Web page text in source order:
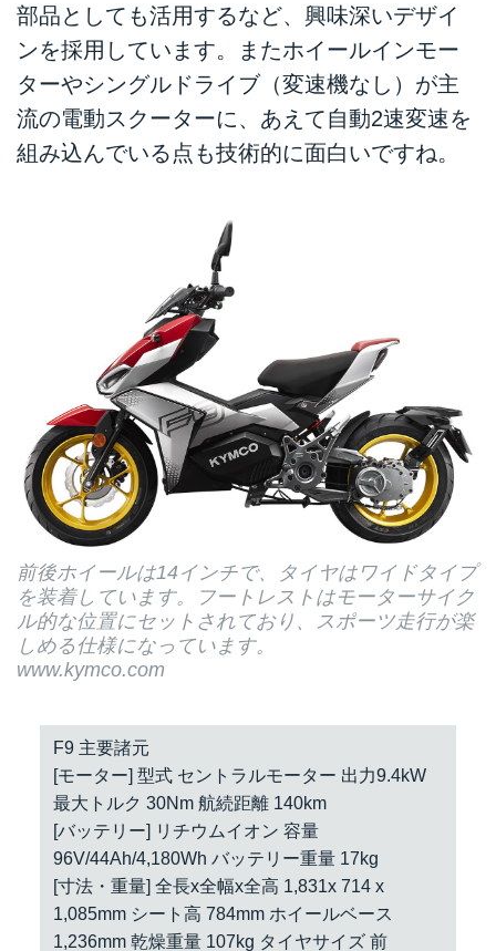
部品としても活用するなど、興味深いデザイ
ンを採用しています。またホイールインモー
ターやシングルドライブ（変速機なし）が主
流の電動スクーターに、あえて自動2速変速を
組み込んでいる点も技術的に面白いですね。
前後ホイールは14インチで、タイヤはワイドタイプ
を装着しています。フートレストはモーターサイク
ル的な位置にセットされており、スポーツ走行が楽
しめる仕様になっています。
www.kymco.com
F9 主要諸元
[モーター] 型式 セントラルモーター 出力9.4kW
最大トルク 30Nm 航続距離 140km
[バッテリー] リチウムイオン 容量
96V/44Ah/4,180Wh バッテリー重量 17kg
[寸法・重量] 全長x全幅x全高 1,831x 714 x
1,085mm シート高 784mm ホイールベース
1,236mm 乾燥重量 107kg タイヤサイズ 前